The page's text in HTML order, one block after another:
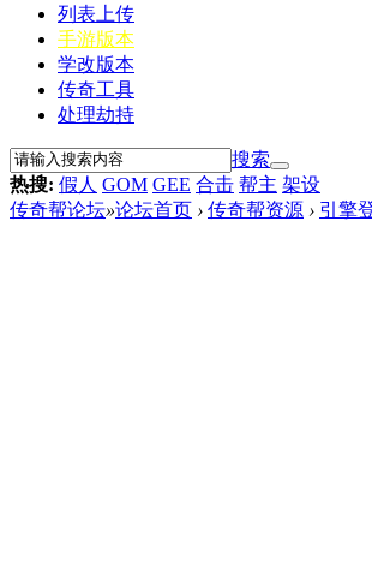
列表上传
手游版本
学改版本
传奇工具
处理劫持
搜索
热搜: 假人 GOM GEE 合击 帮主 架设
传奇帮论坛»论坛首页 › 传奇帮资源 › 引擎